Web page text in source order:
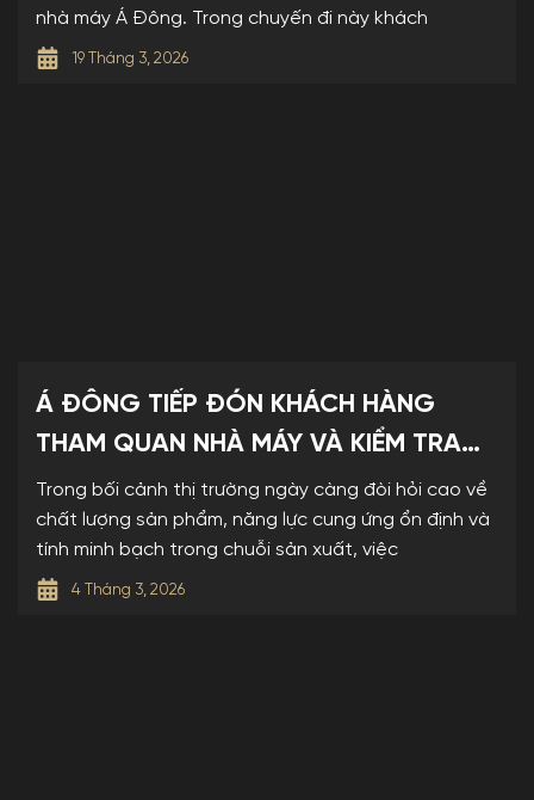
nhà máy Á Đông. Trong chuyến đi này khách
19 Tháng 3, 2026
Á ĐÔNG TIẾP ĐÓN KHÁCH HÀNG
THAM QUAN NHÀ MÁY VÀ KIỂM TRA
MẪU
Trong bối cảnh thị trường ngày càng đòi hỏi cao về
chất lượng sản phẩm, năng lực cung ứng ổn định và
tính minh bạch trong chuỗi sản xuất, việc
4 Tháng 3, 2026